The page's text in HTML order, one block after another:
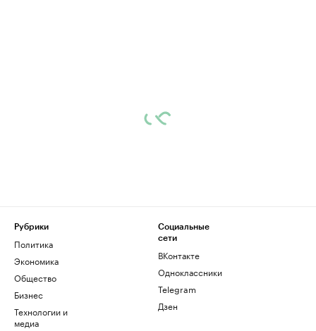
Рубрики
Политика
Экономика
Общество
Бизнес
Технологии и
медиа
Социальные
сети
ВКонтакте
Одноклассники
Telegram
Дзен